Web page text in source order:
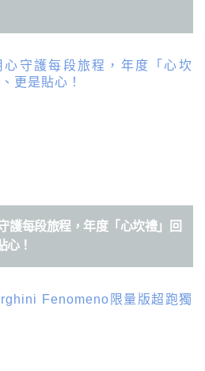
護每段旅程，年度「心坎禮」回
心！